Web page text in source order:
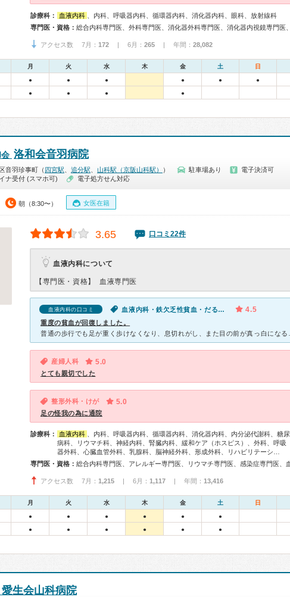
診療科： 血液内科
、内科、呼吸器内科、循環器内科、消化器内科、眼科、放射線科
専門医・資格：
アクセス数 7月： 172 | 6月： 265 | 年間： 28,082
月 火 水 木 金 土 日
● ● ● ● ● ●
● ● ● ●
洛和会音羽病院
音羽珍事町（ 四宮駅 追分駅 山科駅（京阪山科駅） ） 駐車場あり
電子決済可
ナ受付 (スマホ可) 電子処方せん対応
朝（8:30〜） 女医在籍
3.65 口コミ22件
血液内科について
【専門医・資格】 血液専門医
血液内科の口コミ 血液内科・鉄欠乏性貧血・だるい・動悸・息切れ 4.5
重度の貧血が回復しました。
産婦人科 5.0
とても親切でした
整形外科・けが 5.0
足の怪我の為に通院
診療科： 血液内科
、内科、呼吸器内科、循環器内科、消化器内科、内分泌代謝科、糖尿
病科、リウマチ科、神経内科、腎臓内科、緩和ケア（ホスピス）、外科、呼吸
器外科、心臓血管外科、乳腺科、脳神経外科、形成外科、リハビリテーシ…
専門医・資格：
アクセス数 7月： 1,215 | 6月： 1,117 | 年間： 13,416
月 火 水 木 金 土 日
● ● ● ● ● ●
● ● ● ● ● ●
生会山科病院